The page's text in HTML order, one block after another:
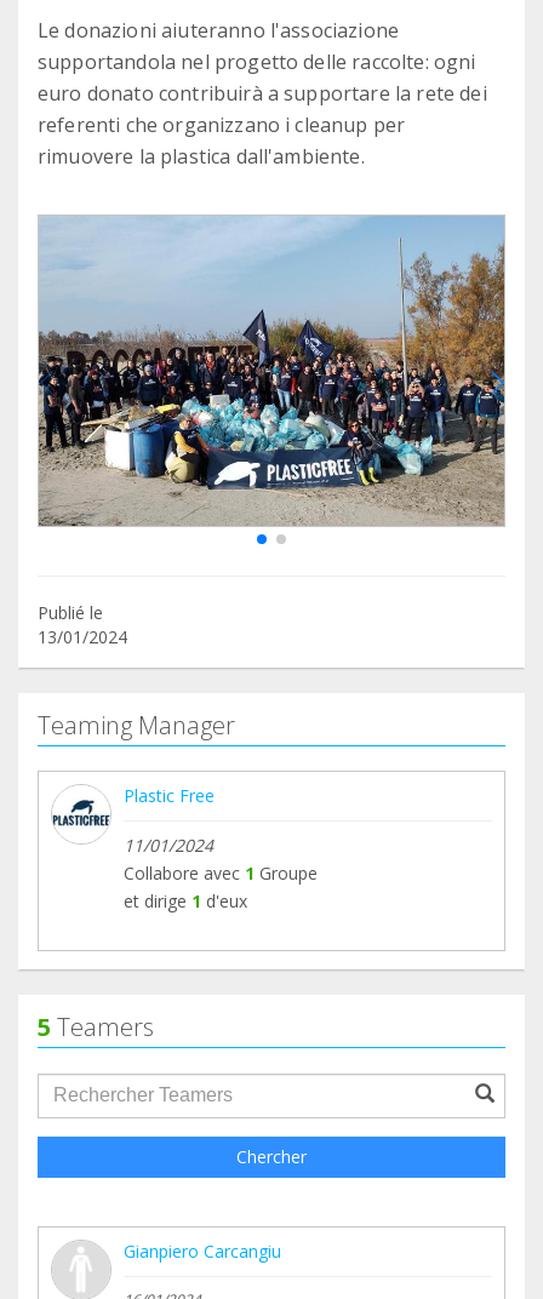
Le donazioni aiuteranno l'associazione
supportandola nel progetto delle raccolte: ogni
euro donato contribuirà a supportare la rete dei
referenti che organizzano i cleanup per
rimuovere la plastica dall'ambiente.
Publié le
13/01/2024
Teaming Manager
Plastic Free
11/01/2024
Collabore avec 1 Groupe
et dirige 1 d'eux
5 Teamers
groupProfile.searchForm.search.text???
Chercher
Gianpiero Carcangiu